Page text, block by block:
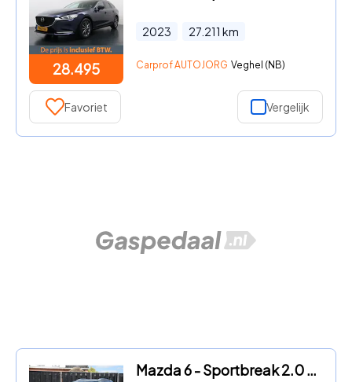
28.495
2023 27.211 km
Carprof AUTOJORG Veghel (NB)
Favoriet Vergelijk
Mazda 6 - Sportbreak 2.0 SkyActiv-G 165 Luxury